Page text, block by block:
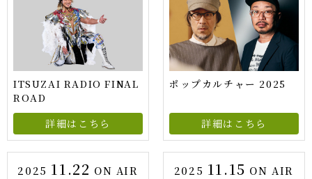
ITSUZAI RADIO FINAL
ROAD
詳細はこちら
ポップカルチャー 2025
詳細はこちら
2025 11.22 ON AIR 2025 11.15 ON AIR